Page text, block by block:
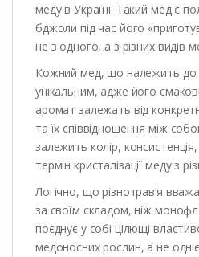
меду в Україні. Такий мед є
бджоли під час його
не з одного, а з різних видів
Кожний мед, що належить до
унікальним, адже його
аромат залежать від
та їх співвідношення між
залежить колір,
термін кристалізації меду з
Логічно, що різнотрав’я
за своїм складом, ніж
поєднує у собі цілющі
медоносних рослин, а не